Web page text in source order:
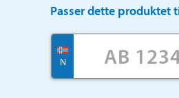
Passer dette produktet
N